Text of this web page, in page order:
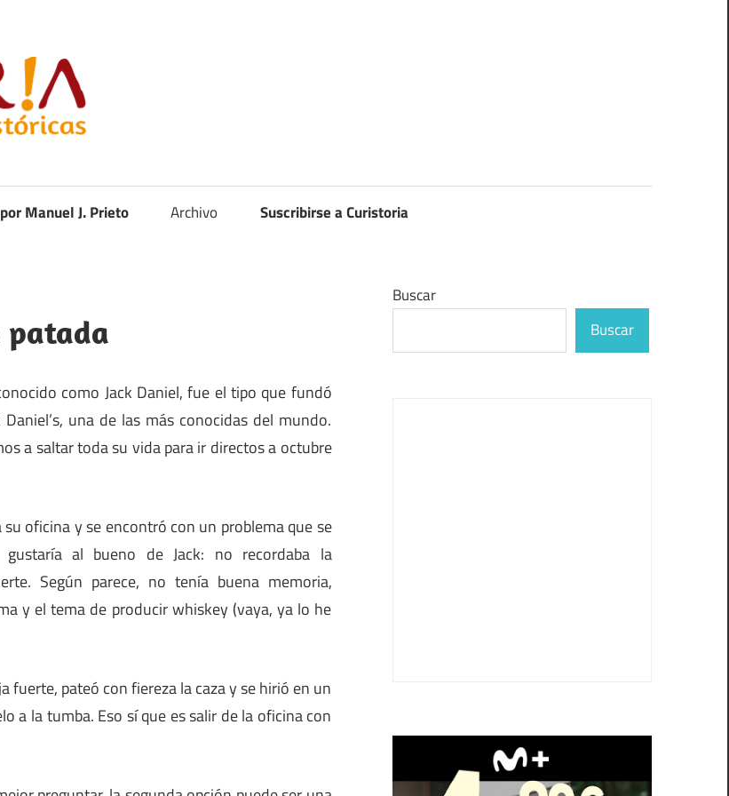
Manuel J. Prieto Archivo Suscribirse a Curistoria
patada
como Jack Daniel, fue el tipo que fundó
una de las más conocidas del mundo.
a saltar toda su vida para ir directos a octubre
oficina y se encontró con un problema que se
al bueno de Jack: no recordaba la
Según parece, no tenía buena memoria,
y el tema de producir whiskey (vaya, ya lo he
fuerte, pateó con fiereza la caza y se hirió en un
a la tumba. Eso sí que es salir de la oficina con
Buscar
Buscar